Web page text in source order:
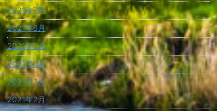
2021年7月
2021年6月
2021年5月
2021年4月
2021年3月
2021年2月